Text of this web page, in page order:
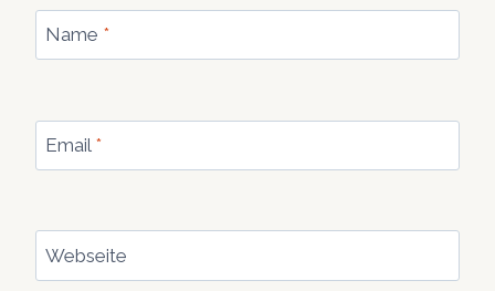
Name *
Email *
Webseite